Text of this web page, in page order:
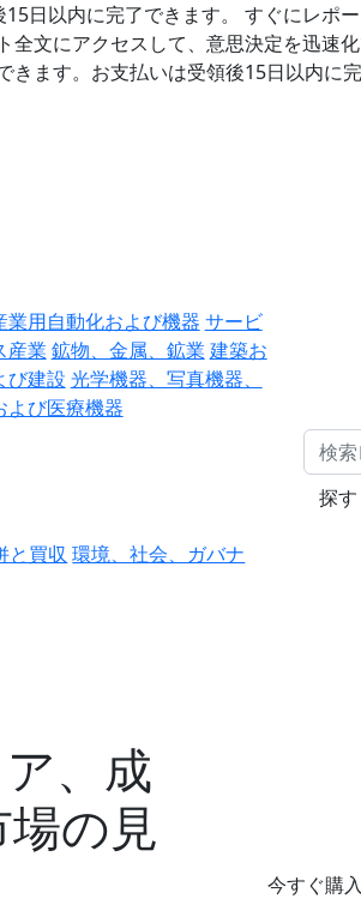
日以内に完了できます。
すぐにレポ
全文にアクセスして、意思決定を迅速
ます。お支払いは受領後15日以内に完
業用自動化および機器 サービ
産業 鉱物、金属、鉱業 建築お
び建設 光学機器、写真機器、
よび医療機器
と買収 環境、社会、ガバナ
探す
、成
の見
今すぐ購入